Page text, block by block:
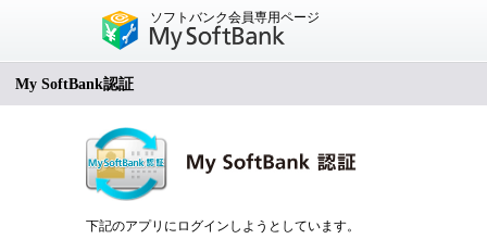
ソフトバンク会員専用ページ
My SoftBank認証
下記のアプリにログインしようとしています。